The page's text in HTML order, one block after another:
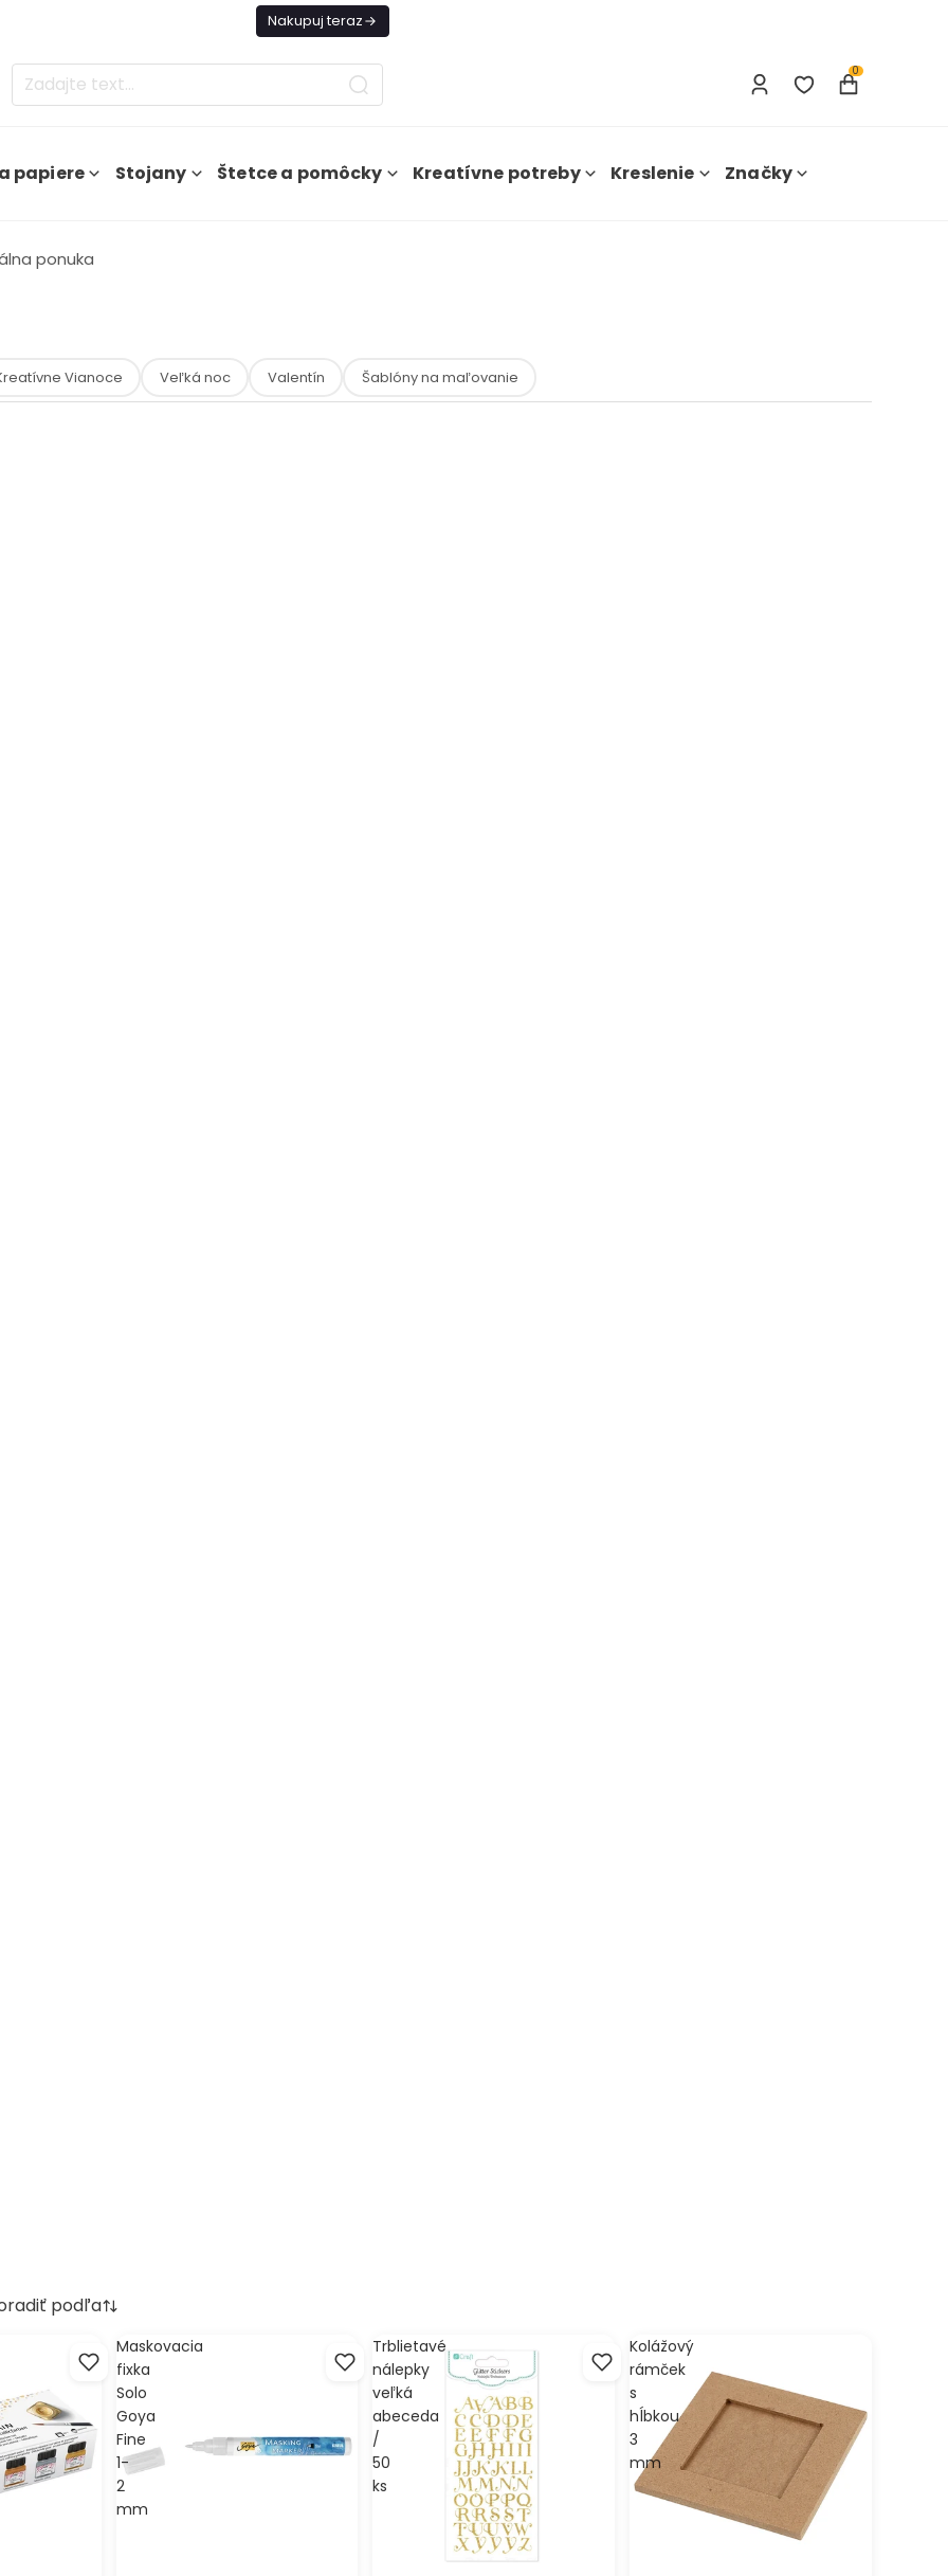
Nakupuj teraz
0
papiere Stojany Štetce a pomôcky Kreatívne potreby Kreslenie Značky
ponuka
Vianoce Veľká noc Valentín Šablóny na maľovanie
podľa
Maskovacia
fixka
Solo
Goya
Fine
1-
2
mm
Trblietavé
nálepky
veľká
abeceda
/
50
ks
Kolážový
rámček
s
hĺbkou
3
mm